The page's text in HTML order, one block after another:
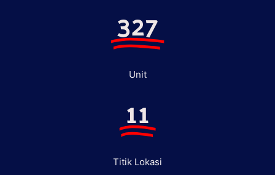
327
Unit
11
Titik Lokasi